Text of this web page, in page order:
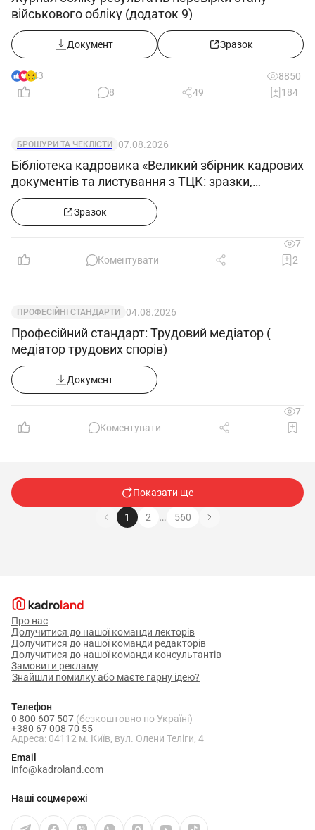
військового обліку (додаток 9)
Документ Зразок
43
8850
8
49 184
БРОШУРИ ТА ЧЕКЛІСТИ 07.08.2026
Бібліотека кадровика «Великий збірник кадрових
документів та листування з ТЦК: зразки,
примірні форми та супровідні листи»
Зразок
7
Коментувати
2
ПРОФЕСІЙНІ СТАНДАРТИ 04.08.2026
Професійний стандарт: Трудовий медіатор (
медіатор трудових спорів)
Документ
7
Коментувати
Показати ще
1 2 … 560
Про нас
Долучитися до нашої команди лекторів
Долучитися до нашої команди редакторів
Долучитися до нашої команди консультантів
Замовити рекламу
Знайшли помилку або маєте гарну ідею?
Телефон
0 800 607 507 (безкоштовно по Україні)
+380 67 008 70 55
Адреса: 04112 м. Київ, вул. Олени Теліги, 4
Email
info@kadroland.com
Наші соцмережі